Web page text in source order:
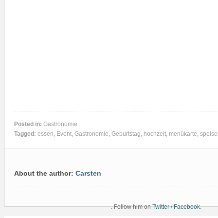
Posted in: Gastronomie
Tagged: essen, Event, Gastronomie, Geburtstag, hochzeit, menükarte,
About the author: Carsten
. Follow him onTwitter/Facebook.